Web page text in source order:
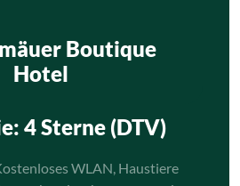
Boutique
Hotel
: 4 Sterne (DTV)
WLAN, Haustiere